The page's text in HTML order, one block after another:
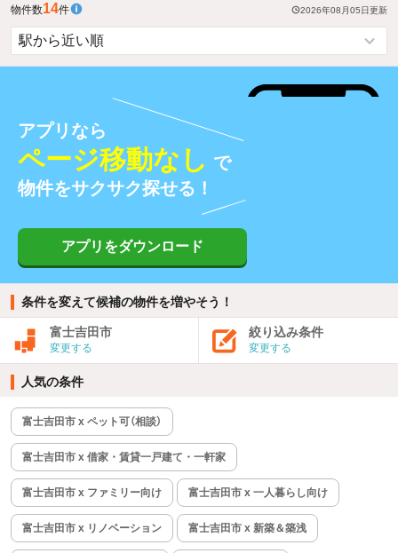
物件数14件 2026年08月05日更新
アプリなら
ページ移動なし で
物件をサクサク探せる！
アプリをダウンロード
条件を変えて候補の物件を増やそう！
富士吉田市
変更する
絞り込み条件
変更する
人気の条件
富士吉田市 x ペット可（相談）
富士吉田市 x 借家・賃貸一戸建て・一軒家
富士吉田市 x ファミリー向け 富士吉田市 x 一人暮らし向け
富士吉田市 x リノベーション 富士吉田市 x 新築＆築浅